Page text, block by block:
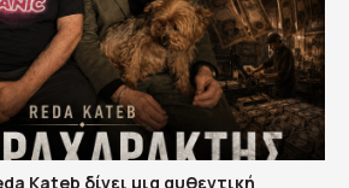
Kateb δίνει μια αυθεντική